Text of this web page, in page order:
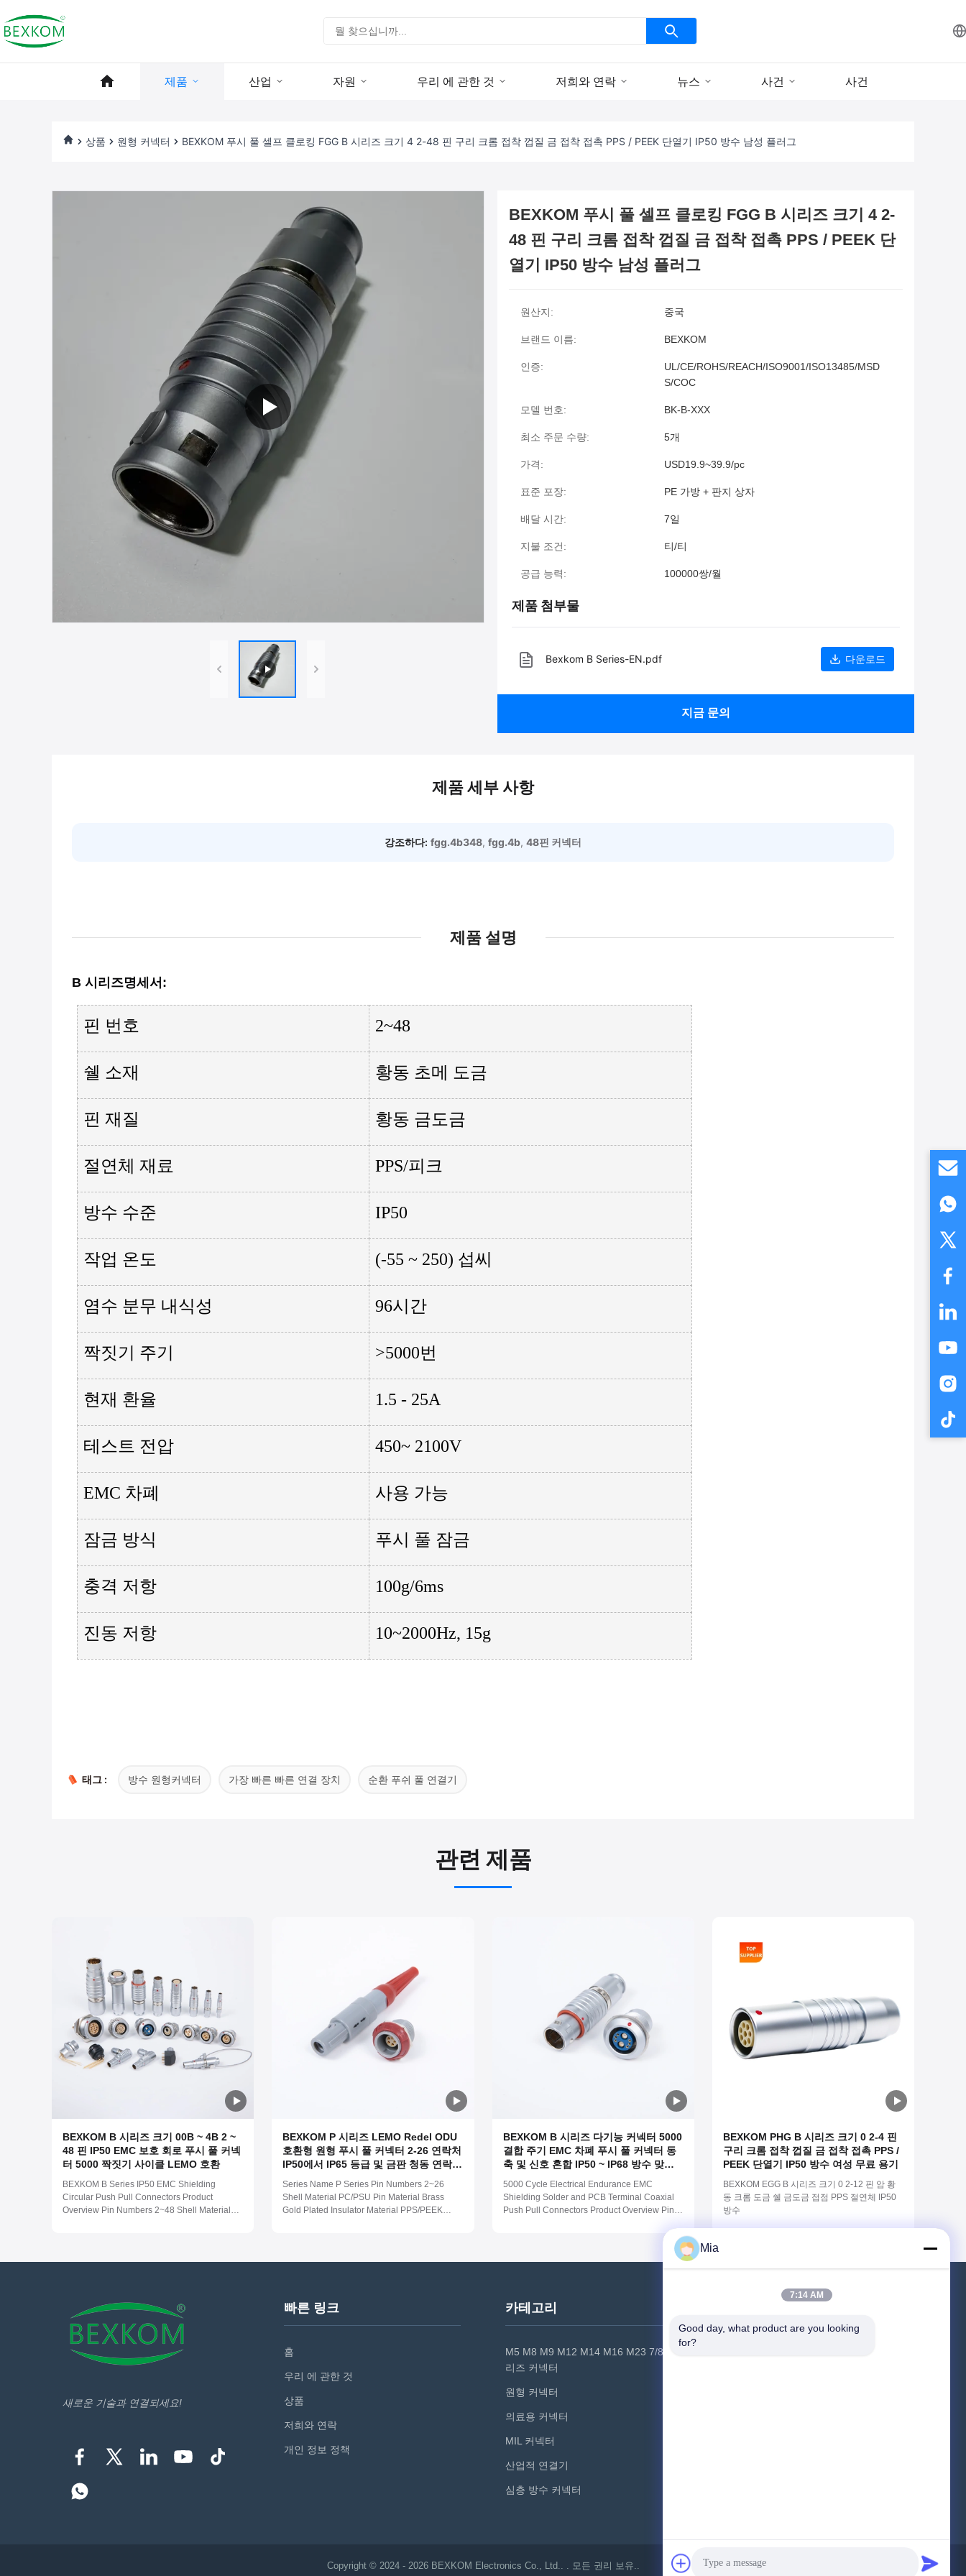
제품 산업 자원 우리 에 관한 것 저희와 연락 뉴스 사건 사건
상품 원형 커넥터 BEXKOM 푸시 풀 셀프 클로킹 FGG B 시리즈 크기 4 2-48 핀 구리 크롬 접착 껍질 금 접착 접촉 PPS / PEEK 단열기 IP50 방수 남성 플러그
BEXKOM 푸시 풀 셀프 클로킹 FGG B 시리즈 크기 4 2-
48 핀 구리 크롬 접착 껍질 금 접착 접촉 PPS / PEEK 단
열기 IP50 방수 남성 플러그
원산지: 중국
브랜드 이름: BEXKOM
인증:
UL/CE/ROHS/REACH/ISO9001/ISO13485/MSD
S/COC
모델 번호: BK-B-XXX
최소 주문 수량: 5개
가격: USD19.9~39.9/pc
표준 포장: PE 가방 + 판지 상자
배달 시간: 7일
지불 조건: 티/티
공급 능력: 100000쌍/월
제품 첨부물
Bexkom B Series-EN.pdf 다운로드
지금 문의
제품 세부 사항
강조하다: fgg.4b348, fgg.4b, 48핀 커넥터
제품 설명
B 시리즈명세서 :
핀 번호 2~48
쉘 소재 황동 초메 도금
핀 재질 황동 금도금
절연체 재료 PPS/피크
방수 수준 IP50
작업 온도 (-55 ~ 250) 섭씨
염수 분무 내식성 96시간
짝짓기 주기 >5000번
현재 환율 1.5 - 25A
테스트 전압 450~ 2100V
EMC 차폐 사용 가능
잠금 방식 푸시 풀 잠금
충격 저항 100g/6ms
진동 저항 10~2000Hz, 15g
태그 : 방수 원형커넥터 가장 빠른 빠른 연결 장치 순환 푸쉬 풀 연결기
관련 제품
BEXKOM B 시리즈 크기 00B ~ 4B 2 ~
48 핀 IP50 EMC 보호 회로 푸시 풀 커넥
터 5000 짝짓기 사이클 LEMO 호환
BEXKOM B Series IP50 EMC Shielding
Circular Push Pull Connectors Product
Overview Pin Numbers 2~48 Shell Material
~ 250) Centigrade Salt spray corrosion
BEXKOM P 시리즈 LEMO Redel ODU
호환형 원형 푸시 풀 커넥터 2-26 연락처
IP50에서 IP65 등급 및 금판 청동 연락처
Series Name P Series Pin Numbers 2~26
Shell Material PC/PSU Pin Material Brass
Gold Plated Insulator Material PPS/PEEK
Cycles >2000 times Current Rate 1.5 - 13 A
BEXKOM B 시리즈 다기능 커넥터 5000
결합 주기 EMC 차폐 푸시 풀 커넥터 동
축 및 신호 혼합 IP50 ~ IP68 방수 맞춤
5000 Cycle Electrical Endurance EMC
Shielding Solder and PCB Terminal Coaxial
Push Pull Connectors Product Overview Pin
Level IP50 Work Temperature (-55 ~ 250)
BEXKOM PHG B 시리즈 크기 0 2-4 핀
구리 크롬 접착 껍질 금 접착 접촉 PPS /
PEEK 단열기 IP50 방수 여성 무료 용기
BEXKOM EGG B 시리즈 크기 0 2-12 핀 암 황
동 크롬 도금 쉘 금도금 접점 PPS 절연체 IP50
방수
새로운 기술과 연결되세요!
빠른 링크
홈
우리 에 관한 것
상품
저희와 연락
개인 정보 정책
카테고리
M5 M8 M9 M12 M14 M16 M23 7/8 시
리즈 커넥터
원형 커넥터
의료용 커넥터
MIL 커넥터
산업적 연결기
심층 방수 커넥터
Copyright © 2024 - 2026 BEXKOM Electronics Co., Ltd.. . 모든 권리 보유..
Mia
7:14 AM
Good day, what product are you looking
for?